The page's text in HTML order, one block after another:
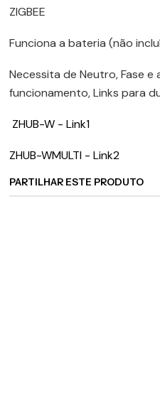
ZIGBEE
Funciona a bateria (não
Necessita de Neutro, Fase e
funcionamento, Links para
ZHUB-W - Link1
ZHUB-WMULTI - Link2
PARTILHAR ESTE PRODUTO